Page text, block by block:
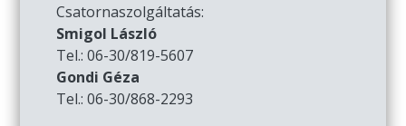
Csatornaszolgáltatás:
Smigol László
Tel.: 06-30/819-5607
Gondi Géza
Tel.: 06-30/868-2293